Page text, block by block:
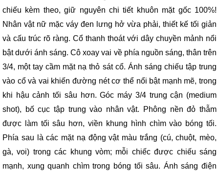
chiếu kèm theo, giữ nguyên chi tiết khuôn mặt gốc 100%!
Nhân vật nữ mặc váy đen lưng hở vừa phải, thiết kế tối giản
và cấu trúc rõ ràng. Cổ thanh thoát với dây chuyền mảnh nổi
bật dưới ánh sáng. Cô xoay vai về phía nguồn sáng, thân trên
3/4, một tay cầm mặt nạ thỏ sát cổ. Ánh sáng chiếu tập trung
vào cổ và vai khiến đường nét cơ thể nổi bật mạnh mẽ, trong
khi hậu cảnh tối sâu hơn. Góc máy 3/4 trung cận (medium
shot), bố cục tập trung vào nhân vật. Phông nền đỏ thẫm
được làm tối sâu hơn, viền khung hình chìm vào bóng tối.
Phía sau là các mặt nạ động vật màu trắng (cú, chuột, mèo,
gà, voi) trong các khung vòm; mỗi chiếc được chiếu sáng
mạnh, xung quanh chìm trong bóng tối sâu. Ánh sáng điện